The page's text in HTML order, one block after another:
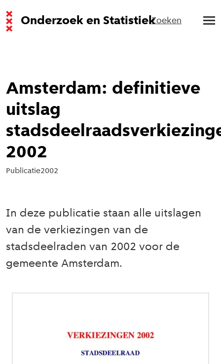
Onderzoek en StatistiekZoeken
Amsterdam: definitieve
uitslag
2002
Publicatie2002
In deze publicatie staan alle uitslagen
van de verkiezingen van de
stadsdeelraden van 2002 voor de
gemeente Amsterdam.